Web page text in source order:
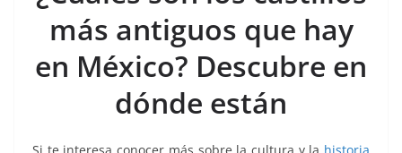
e
b
o
k
er l s
A
p
p
y
Li
n
k
gr
a
m
e
más antiguos que hay
en México? Descubre en
dónde están